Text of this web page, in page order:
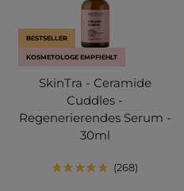
BESTSELLER
KOSMETOLOGE EMPFIEHLT
SkinTra - Ceramide
Cuddles -
Regenerierendes Serum -
30ml
268